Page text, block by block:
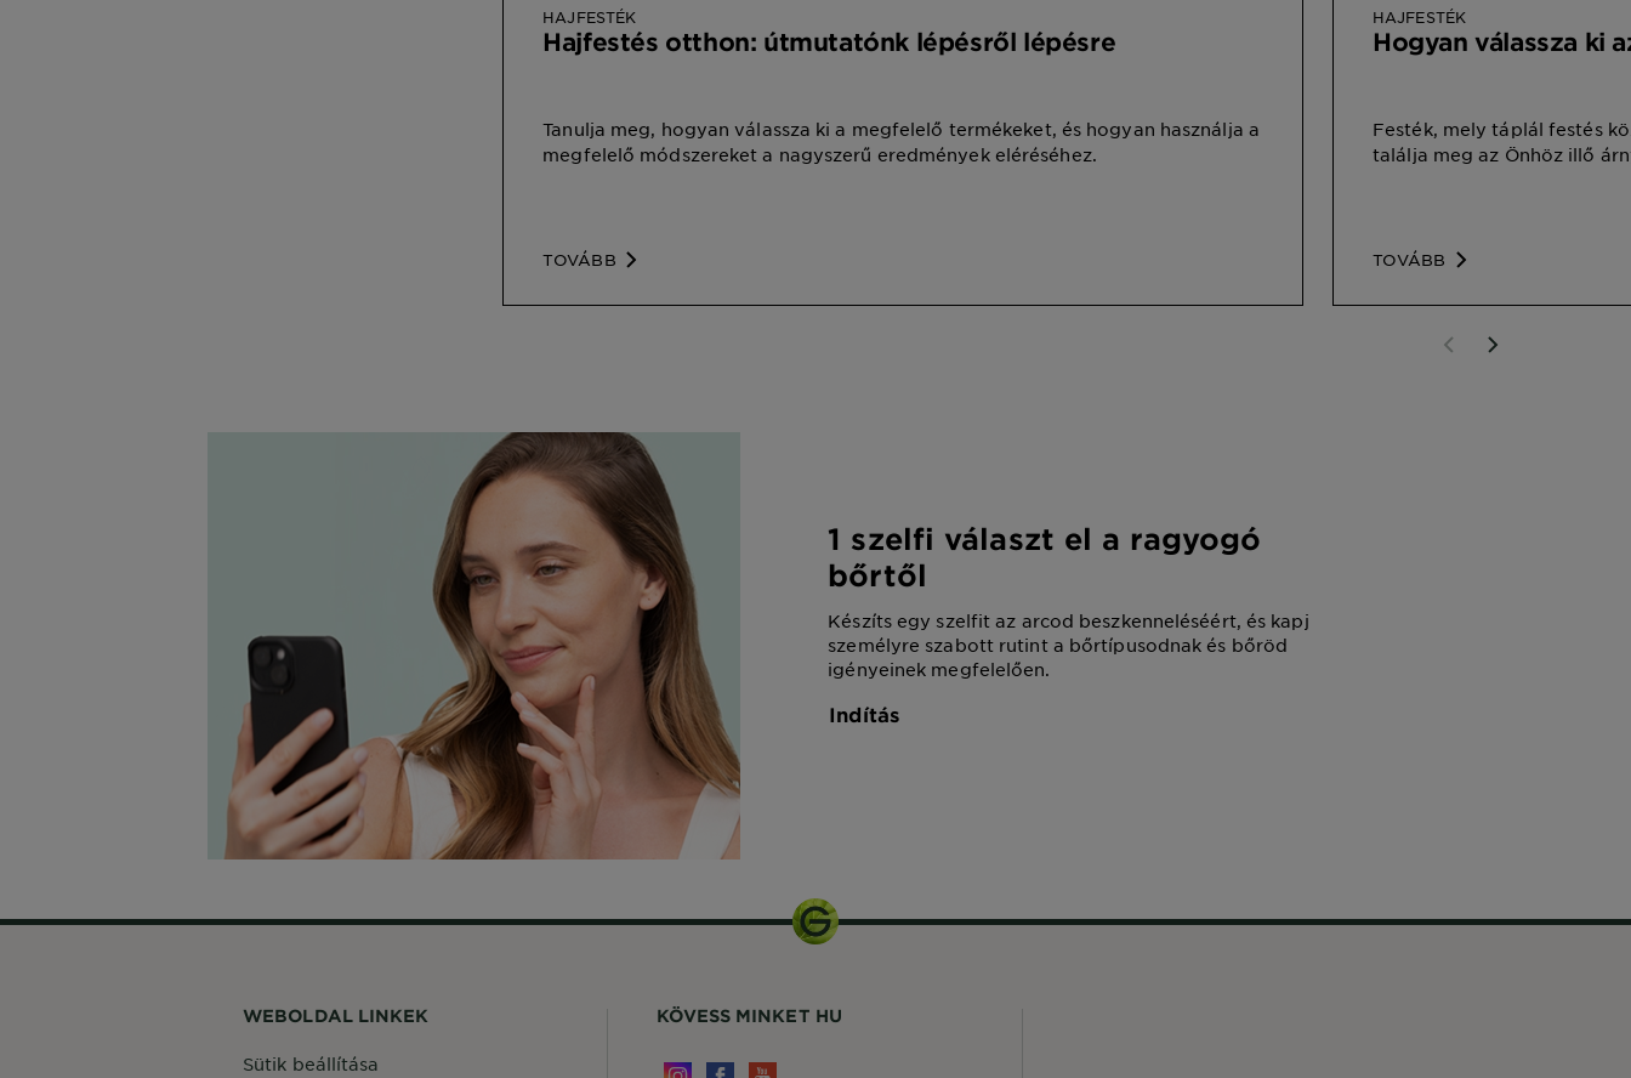
HAJFESTÉK
Hajfestés otthon: útmutatónk lépésről lépésre
Tanulja meg, hogyan válassza ki a megfelelő termékeket, és hogyan használja a
megfelelő módszereket a nagyszerű eredmények eléréséhez.
TOVÁBB
HAJFESTÉK
Hogyan válassza ki
Festék, mely táplál festés
találja meg az Önhöz illő
TOVÁBB
1 szelfi választ el a ragyogó
bőrtől
Készíts egy szelfit az arcod beszkenneléséért, és kapj
személyre szabott rutint a bőrtípusodnak és bőröd
igényeinek megfelelően.
Indítás
WEBOLDAL LINKEK
Sütik beállítása
KÖVESS MINKET HU